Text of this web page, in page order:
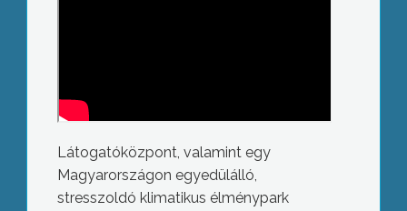
Látogatóközpont, valamint egy
Magyarországon egyedülálló,
stresszoldó klimatikus élménypark